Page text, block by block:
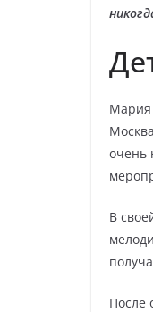
Мария
очень
В
После